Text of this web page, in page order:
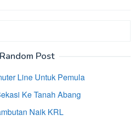
Random Post
Line Untuk Pemula
Ke Tanah Abang
Naik KRL